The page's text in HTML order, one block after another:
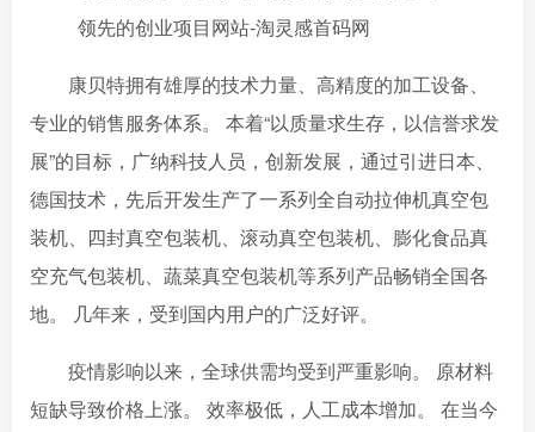
康贝特拥有雄厚的技术力量、高精度的加工设备、
专业的销售服务体系。 本着“以质量求生存，以信誉求发
展”的目标，广纳科技人员，创新发展，通过引进日本、
德国技术，先后开发生产了一系列全自动拉伸机真空包
装机、四封真空包装机、滚动真空包装机、膨化食品真
空充气包装机、蔬菜真空包装机等系列产品畅销全国各
地。 几年来，受到国内用户的广泛好评。
疫情影响以来，全球供需均受到严重影响。 原材料
短缺导致价格上涨。 效率极低，人工成本增加。 在当今